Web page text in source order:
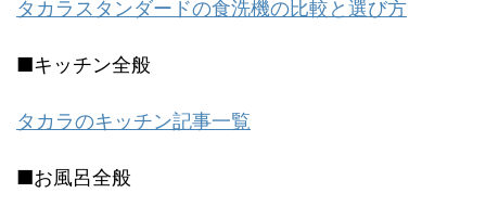
タカラスタンダードの食洗機の比較と選び方
■キッチン全般
タカラのキッチン記事一覧
■お風呂全般